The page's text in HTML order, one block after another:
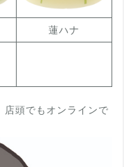
蓮ハナ
頭でもオンラインで